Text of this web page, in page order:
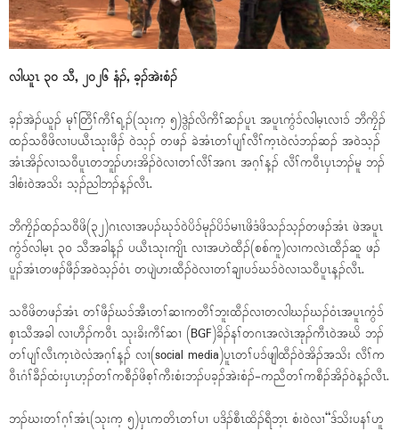
လါယူၤ ၃၀ သီ, ၂၀၂၆ နံၣ်, ခ့ၣ်အဲးစံၣ်
ခ့ၣ်အဲၣ်ယူၣ် မုၢ်တြီၢ်ကီၢ်ရ့ၣ်(သုးက့ ၅)ဒွဲၣ်လိကီၢ်ဆၣ်ပူၤ အပူၤကွံၥ်လါမ့ၤလၢၥ် ဘီကၠိၣ်
ထၣ်သဝီဖိလၢပယီၤသုးဖီၣ် ဝဲသ့ၣ် တဖၣ် ခဲအံၤတၢ်ပျၢ်လီၢ်က့ၤဝဲလံဘၣ်ဆၣ် အဝဲသ့ၣ်
အံၤအိၣ်လၢသဝီပူၤတဘူၣ်ဟးအိၣ်ဝဲလၢတၢ်လီၢ်အဂၤ အဂ့ၢ်န့ၣ် လီၢ်ကဝီၤပှၤဘၣ်မူ ဘၣ်
ဒါစံးဝဲအသိး သ့ၣ်ညါဘၣ်န့ၣ်လီၤ.
ဘီကၠိၣ်ထၣ်သဝီဖိ(၃၂)ဂၤလၢအပၣ်ဃုၥ်ဝဲပိၥ်မုၣ်ပိၥ်မၢၤဖိဒံဖိသၣ်သ့ၣ်တဖၣ်အံၤ ဖဲအပူၤ
ကွံၥ်လါမ့ၤ ၃၀ သီအခါန့ၣ် ပယီၤသုးကျိၤ လၢအဟဲထီၣ်(စစ်ကူ)လၢကလဲၤထီၣ်ဆူ ဖၣ်
ပူၣ်အံၤတဖၣ်ဖီၣ်အဝဲသ့ၣ်ဝံၤ တပျဲဟးထီၣ်ဝဲလၢတၢ်ချၢပၥ်ဃၥ်ဝဲလၢသဝီပူၤန့ၣ်လီၤ.
သဝီဖိတဖၣ်အံၤ တၢ်ဖီၣ်ဃၥ်အီၤတၢ်ဆၢကတီၢ်ဘူးထီၣ်လၢတလါဃၣ်ဃၣ်ဝံၤအပူၤကွံၥ်
စှၤသီအခါ လၢဟီၣ်ကဝီၤ သုးခိးကီၢ်ဆၢ (BGF)ခိၣ်နၢ်တဂၤအလဲၤအုၣ်ကီၤဝဲအဃိ ဘၣ်
တၢ်ပျၢ်လီၤက့ၤဝဲလံအဂ့ၢ်န့ၣ် လၢ(social media)ပူၤတၢ်ပၥ်ဖျါထီၣ်ဝဲအိၣ်အသိး လီၢ်က
ဝီၤဂံၢ်ခီၣ်ထံးပှၤဟ့ၣ်တၢ်ကစီၣ်ဖိစ့ၢ်ကီးစံးဘၣ်ပခ့ၣ်အဲးစံၣ်-ကညီတၢ်ကစီၣ်အိၣ်ဝဲန့ၣ်လီၤ.
ဘၣ်ဃးတၢ်ဂ့ၢ်အံၤ(သုးက့ ၅)ပှၤကတိၤတၢ်ပၢ ပဒိၣ်စီၤထိၣ်ရီဘ့ၤ စံးဝဲလၢ“ဒ်သိးပနၢ်ဟူ